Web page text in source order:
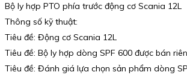
Bộ ly hợp PTO phía trước động cơ Scania 12L
Thông số kỹ thuật:
Tiêu đề: Động cơ Scania 12L
Tiêu đề: Bộ ly hợp dòng SPF 600 được bán
Tiêu đề: Đánh giá lựa chọn sản phẩm dòng